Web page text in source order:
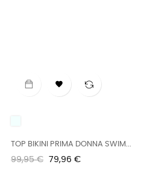

TOP BIKINI PRIMA DONNA SWIM...
Precio
99,95 € Precio
79,96 €